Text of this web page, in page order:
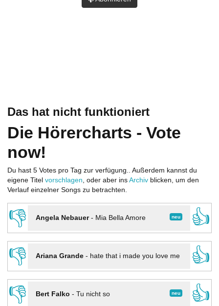
Das hat nicht funktioniert
Die Hörercharts - Vote
now!
Du hast 5 Votes pro Tag zur verfügung.. Außerdem kannst du
eigene Titel vorschlagen, oder aber ins Archiv blicken, um den
Verlauf einzelner Songs zu betrachten.
👎 neu
Angela Nebauer- Mia Bella Amore
👍
👎
Ariana Grande- hate that i made you love me
👍
👎
neu
Bert Falko - Tu nicht so
👍